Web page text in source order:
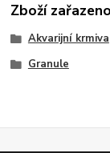
Zboží
Akvarijní krmiva
Granule